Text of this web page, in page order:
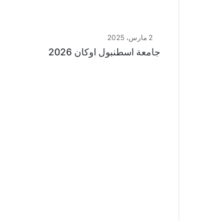
2 مارس، 2025
جامعة اسطنبول اوكان 2026